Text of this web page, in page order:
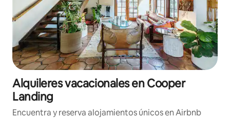
Alquileres vacacionales en Cooper
Landing
Encuentra y reserva alojamientos únicos en Airbnb